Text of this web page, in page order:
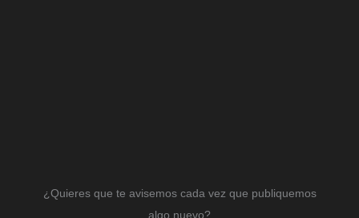
¿Quieres que te avisemos cada vez que publiquemos
algo nuevo?